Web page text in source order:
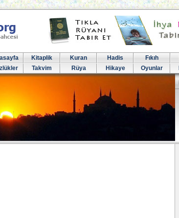
Kitaplik Kuran Hadis Fıkıh
Takvim Rüya Hikaye Oyunlar